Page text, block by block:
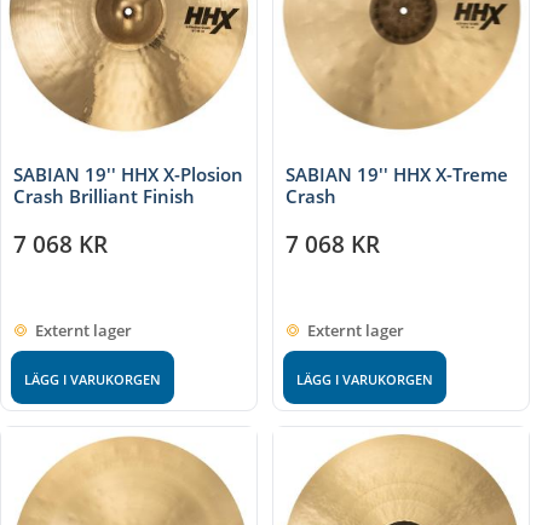
SABIAN 19'' HHX X-Plosion
Crash Brilliant Finish
7 068 KR
Externt lager
LÄGG I VARUKORGEN
SABIAN 19'' HHX X-Treme
Crash
7 068 KR
Externt lager
LÄGG I VARUKORGEN